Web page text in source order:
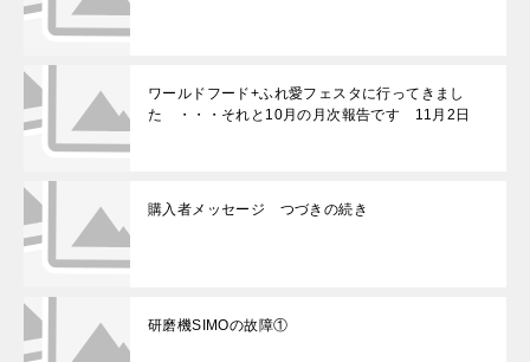
ワールドフード+ふれ愛フェスタに行ってきまし
た ・・・それと10月の月次報告です 11月2日
購入者メッセージ つづきの続き
研磨機SIMOの故障①